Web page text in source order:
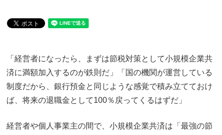
「経営者になったら、まずは節税対策として小規模企業共
済に満額加入するのが鉄則だ」「国の機関が運営している
制度だから、銀行預金と同じような感覚で積み立てておけ
ば、将来の退職金として100％戻ってくるはずだ」
経営者や個人事業主の間で、小規模企業共済は「最強の節